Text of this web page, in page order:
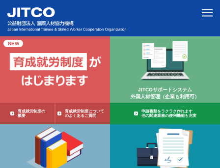
NEW
育成就労制度の
概要
育成就労制度について
のよくあるご質問
JITCOサポートシステム
外国人材管理（企業も利用可）
申請書類をラクラク作れます
他の関連業務の便利機能も充実